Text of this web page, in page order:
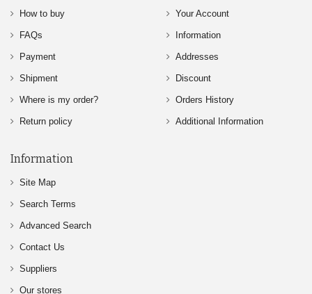
How to buy
FAQs
Payment
Shipment
Where is my order?
Return policy
Your Account
Information
Addresses
Discount
Orders History
Additional Information
Information
Site Map
Search Terms
Advanced Search
Contact Us
Suppliers
Our stores